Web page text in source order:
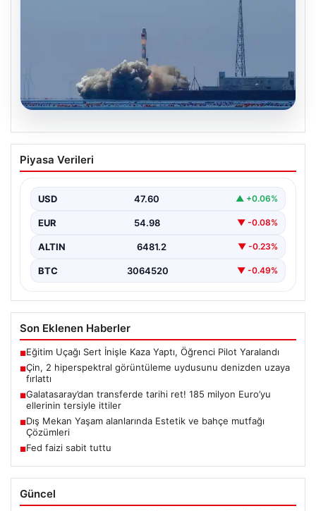
Çin, 2 hiperspektral görüntüleme
uydusunu denizden uzaya fırlattı
Piyasa Verileri
USD 47.60 ▲ +0.06%
EUR 54.98 ▼ -0.08%
ALTIN 6481.2 ▼ -0.23%
BTC 3064520 ▼ -0.49%
Son Eklenen Haberler
■Eğitim Uçağı Sert İnişle Kaza Yaptı, Öğrenci Pilot Yaralandı
■Çin, 2 hiperspektral görüntüleme uydusunu denizden uzaya
fırlattı
■Galatasaray’dan transferde tarihi ret! 185 milyon Euro’yu
ellerinin tersiyle ittiler
■Dış Mekan Yaşam alanlarında Estetik ve bahçe mutfağı
Çözümleri
■Fed faizi sabit tuttu
Güncel